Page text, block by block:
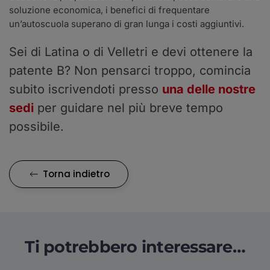
soluzione economica, i benefici di frequentare
un’autoscuola superano di gran lunga i costi aggiuntivi.
Sei di Latina o di Velletri e devi ottenere la
patente B? Non pensarci troppo, comincia
subito iscrivendoti presso una delle nostre
sedi per guidare nel più breve tempo
possibile.
Torna indietro
Ti potrebbero interessare…